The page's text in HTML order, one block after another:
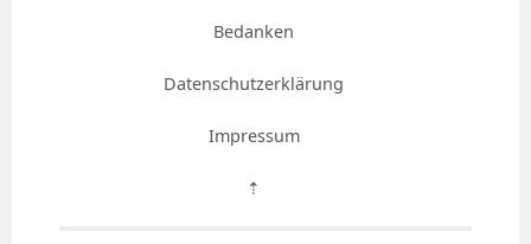
Bedanken
Datenschutzerklärung
Impressum
⇡